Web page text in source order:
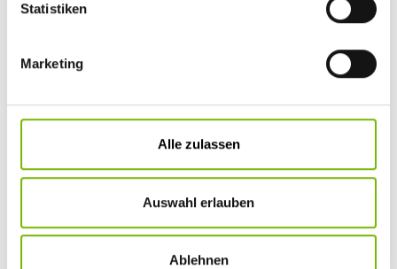
Statistiken
Marketing
Alle zulassen
Auswahl erlauben
Ablehnen
Die neue Ausgabe ist da!
Trend. Mit unseren Tipps finden Sie die passende Auszeit.
Auch Trailrunning, das Laufen durch Wälder und Wiesen, bietet
besondere Erlebnisse.